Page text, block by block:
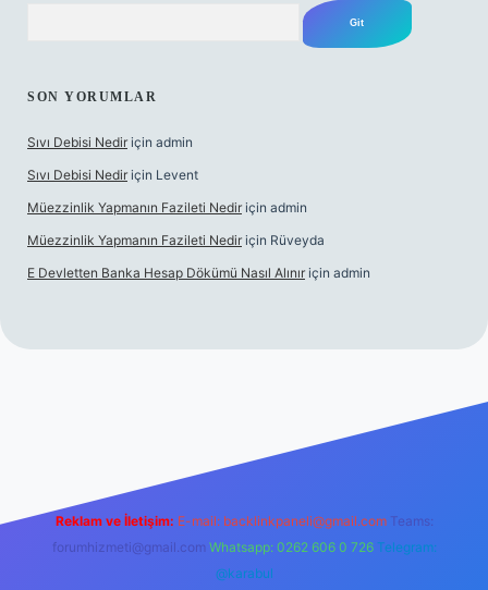
SON YORUMLAR
Sıvı Debisi Nedir için admin
Sıvı Debisi Nedir için Levent
Müezzinlik Yapmanın Fazileti Nedir için admin
Müezzinlik Yapmanın Fazileti Nedir için Rüveyda
E Devletten Banka Hesap Dökümü Nasıl Alınır için admin
Reklam ve İletişim: E-mail: backlinkpaneli@gmail.com Teams:
forumhizmeti@gmail.com Whatsapp: 0262 606 0 726 Telegram:
@karabul